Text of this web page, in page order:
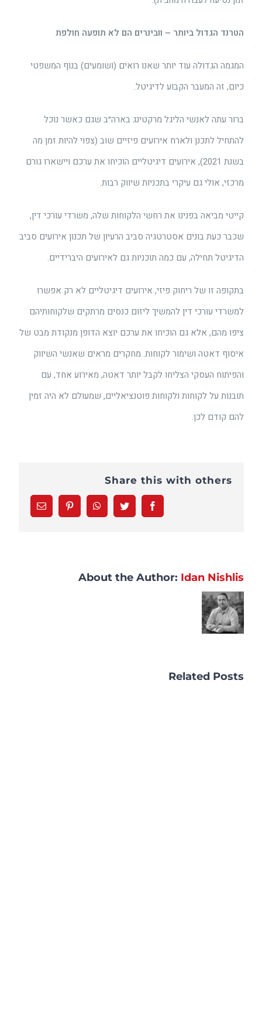
הטרנד הגדול ביותר – וובינרים הם לא תופעה חולפת
המגמה הגדולה עוד יותר שאנו רואים (ושומעים) בנוף המשפטי
כיום, זה המעבר הקבוע לדיגיטל.
ברור עתה לאנשי הליגל מרקטינג בארה״ב שגם כאשר נוכל
להתחיל לתכנן ולארח אירועים פיזיים שוב (צפוי להיות זמן מה
בשנת 2021), אירועים דיגיטליים הוכיחו את ערכם ויישארו גורם
מרכזי, אולי גם עיקרי בתכניות שיווק רבות.
קייטי מביאה בפנינו את רחשי הלקוחות שלה, משרדי עורכי דין,
שכבר כעת בונים אסטרטגיה סביב הרעיון של תכנון אירועים סביב
הדיגיטל תחילה, עם כמה תוכניות גם לאירועים היברידיים.
בתקופה זו של ריחוק פיזי, אירועים דיגיטליים לא רק אפשרו
למשרדי עורכי דין להמשיך ליזום כנסים מרתקים שלקוחותיהם
ציפו מהם, אלא גם הוכיחו את ערכם יוצא הדופן מנקודת מבט של
איסוף דאטה ושימור לקוחות. מחקרים מראים שאנשי השיווק
והפיתוח העסקי הצליחו לקבל יותר דאטה, מאירוע אחד, עם
תובנות על לקוחות ולקוחות פוטנציאליים, שמעולם לא היה זמין
להם קודם לכן.
Share this with others
Facebook
Twitter
WhatsApp
Pinterest
Email
About the Author: Idan Nishlis
Related Posts